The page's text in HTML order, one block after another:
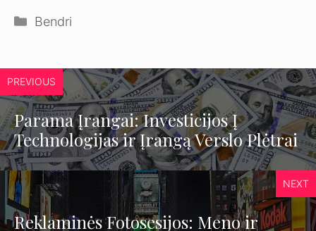
Kategorijos
Bendri
PREVIOUS
Parama Įrangai: Investicijos Į
Technologijas ir Įrangą Verslo Plėtrai
NEXT
Reklaminės Fotosesijos: Meno ir